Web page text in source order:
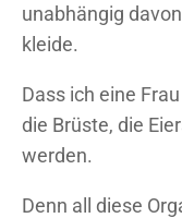
unabhängig
kleide.
Dass ich eine
die Brüste, die
werden.
Denn all diese